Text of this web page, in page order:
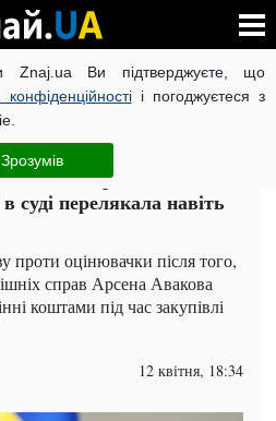
Znaj.ua Ви підтверджуєте, що
і погоджуєтеся з
Зрозумів
КОРОНАВІРУС В УКРАЇНІ
ЧИТАТЬ НА РУССКОМ
набирає нових
суді перелякала навіть
проти оцінювачки після того,
справ Арсена Авакова
коштами під час закупівлі
12 квітня, 18:34